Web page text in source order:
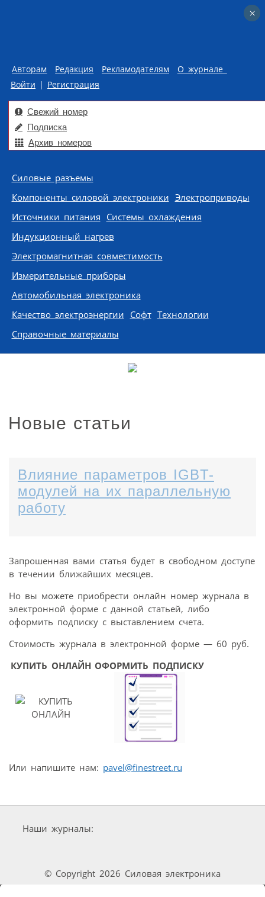
Авторам Редакция Рекламодателям
О журнале
Войти | Регистрация
Свежий номер
Подписка
Архив номеров
Skip to content
Силовые разъемы
Компоненты силовой электроники Электроприводы
Источники питания Системы охлаждения
Индукционный нагрев
Электромагнитная совместимость
Измерительные приборы
Автомобильная электроника
Качество электроэнергии Софт Технологии
Справочные материалы
Новые статьи
Влияние параметров IGBT-
модулей на их параллельную
работу
Запрошенная вами статья будет в свободном доступе
в течении ближайших месяцев.
Но вы можете приобрести онлайн номер журнала в
электронной форме с данной статьей, либо
оформить подписку с выставлением счета.
Стоимость журнала в электронной форме — 60 руб.
КУПИТЬ ОНЛАЙН ОФОРМИТЬ ПОДПИСКУ
Или напишите нам: pavel@finestreet.ru
Наши журналы:
© Copyright 2026 Силовая электроника
×
×